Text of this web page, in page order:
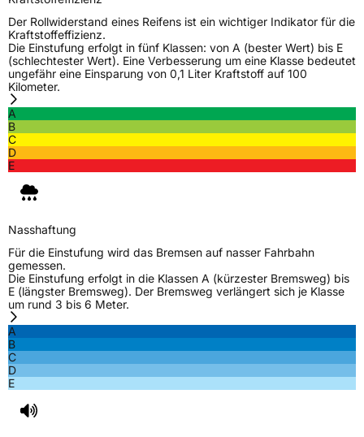
3PMSF / Schneeflockensymbol / Alpine-Symbol Ja
EPREL ID523777
Allgemeine Produktsicherheit (GPSR)
HerstellerkontaktARIVO, Taishan Road Cao County Heze City
274400 Shandong Province China,
info@zodotire.cn
Der Rollwiderstand eines Reifens ist ein wichtiger Indikator für die
Kraftstoffeffizienz.
Die Einstufung erfolgt in fünf Klassen: von A (bester Wert) bis E
(schlechtester Wert). Eine Verbesserung um eine Klasse bedeutet
ungefähr eine Einsparung von 0,1 Liter Kraftstoff auf 100
Kilometer.
A
B
C
D
E
Nasshaftung
Für die Einstufung wird das Bremsen auf nasser Fahrbahn
gemessen.
Die Einstufung erfolgt in die Klassen A (kürzester Bremsweg) bis
E (längster Bremsweg). Der Bremsweg verlängert sich je Klasse
um rund 3 bis 6 Meter.
A
B
C
D
E